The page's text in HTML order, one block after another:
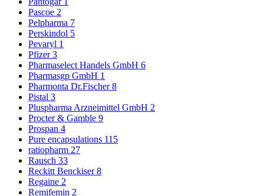
Pascoe 2
Pelpharma 7
Perskindol 5
Pevaryl 1
Pfizer3
Pharmaselect Handels GmbH 6
Pharmasgp GmbH 1
Pharmonta Dr.Fischer8
Pistal 3
Pluspharma Arzneimittel GmbH 2
Procter & Gamble 9
Prospan 4
Pure encapsulations 115
ratiopharm 27
Rausch 33
Reckitt Benckiser8
Regaine 2
Remifemin 2